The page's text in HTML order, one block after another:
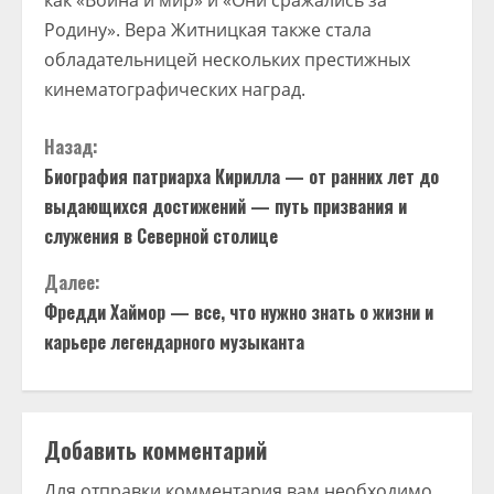
Родину». Вера Житницкая также стала
обладательницей нескольких престижных
кинематографических наград.
П
р
о
д
о
л
ж
и
Назад:
Биография патриарха Кирилла — от ранних лет до
выдающихся достижений — путь призвания и
служения в Северной столице
Далее:
Фредди Хаймор — все, что нужно знать о жизни и
карьере легендарного музыканта
Добавить комментарий